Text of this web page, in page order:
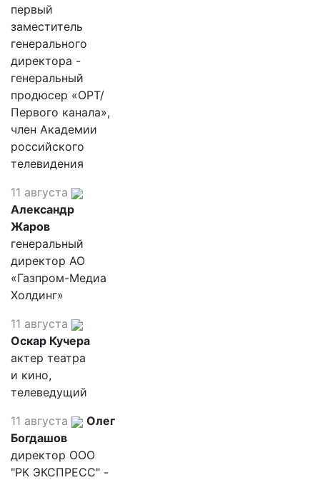
первый
заместитель
генерального
директора -
генеральный
продюсер «ОРТ/
Первого канала»,
член Академии
российского
телевидения
11 августа
Александр
Жаров
генеральный
директор АО
«Газпром-Медиа
Холдинг»
11 августа
Оскар Кучера
актер театра
и кино,
телеведущий
11 августа
Олег
Богдашов
директор ООО
"РК ЭКСПРЕСС" -